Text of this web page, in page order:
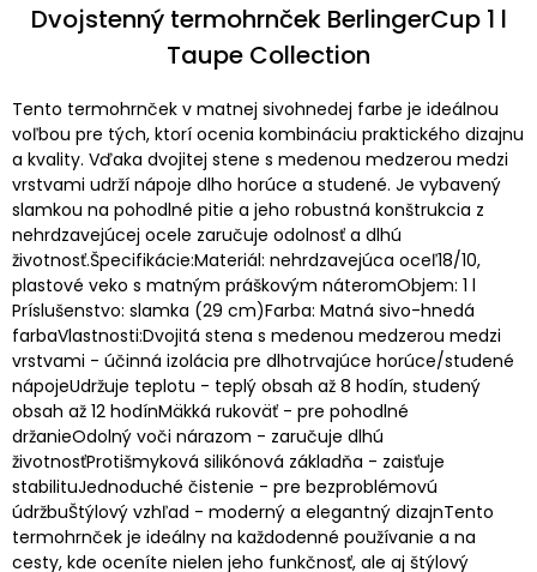
Dvojstenný termohrnček BerlingerCup 1 l
Taupe Collection
Tento termohrnček v matnej sivohnedej farbe je ideálnou
voľbou pre tých, ktorí ocenia kombináciu praktického dizajnu
a kvality. Vďaka dvojitej stene s medenou medzerou medzi
vrstvami udrží nápoje dlho horúce a studené. Je vybavený
slamkou na pohodlné pitie a jeho robustná konštrukcia z
nehrdzavejúcej ocele zaručuje odolnosť a dlhú
životnosť.Špecifikácie:Materiál: nehrdzavejúca oceľ18/10,
plastové veko s matným práškovým náteromObjem: 1 l
Príslušenstvo: slamka (29 cm)Farba: Matná sivo-hnedá
farbaVlastnosti:Dvojitá stena s medenou medzerou medzi
vrstvami - účinná izolácia pre dlhotrvajúce horúce/studené
nápojeUdržuje teplotu - teplý obsah až 8 hodín, studený
obsah až 12 hodínMäkká rukoväť - pre pohodlné
držanieOdolný voči nárazom - zaručuje dlhú
životnosťProtišmyková silikónová základňa - zaisťuje
stabilituJednoduché čistenie - pre bezproblémovú
údržbuŠtýlový vzhľad - moderný a elegantný dizajnTento
termohrnček je ideálny na každodenné používanie a na
cesty, kde oceníte nielen jeho funkčnosť, ale aj štýlový